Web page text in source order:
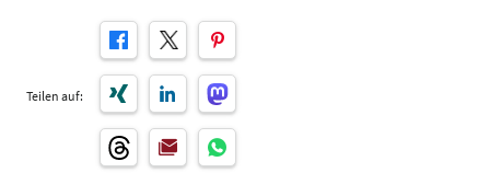
Teilen auf: